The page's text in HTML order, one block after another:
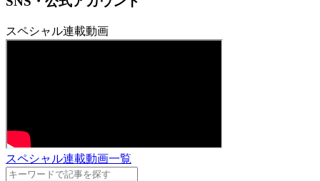
スペシャル連載動画
スペシャル連載動画一覧